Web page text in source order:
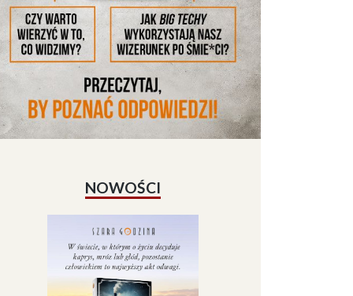
NOWOŚCI